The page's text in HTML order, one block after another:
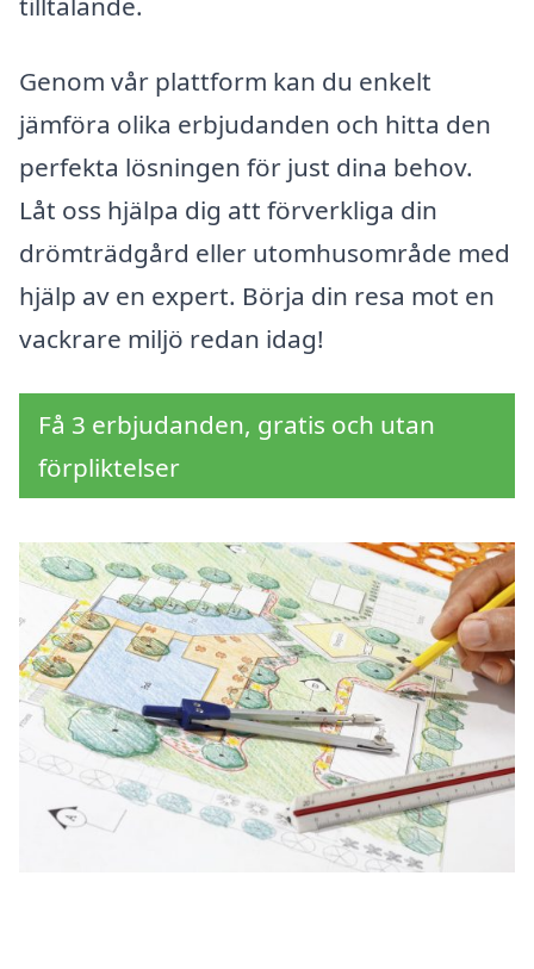
Genom vår plattform kan du enkelt
jämföra olika erbjudanden och hitta den
perfekta lösningen för just dina behov.
Låt oss hjälpa dig att förverkliga din
drömträdgård eller utomhusområde med
hjälp av en expert. Börja din resa mot en
vackrare miljö redan idag!
Få 3 erbjudanden, gratis och utan
förpliktelser